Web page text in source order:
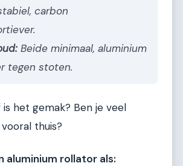
carbon
Beide minimaal, aluminium
tegen stoten.
het gemak? Ben je veel
thuis?
aluminium rollator als: